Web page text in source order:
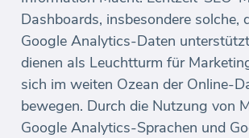
Dashboards, insbesondere solche,
Google Analytics-Daten
dienen als Leuchtturm für
sich im weiten Ozean der Online-
bewegen. Durch die Nutzung von
Google Analytics-Sprachen und